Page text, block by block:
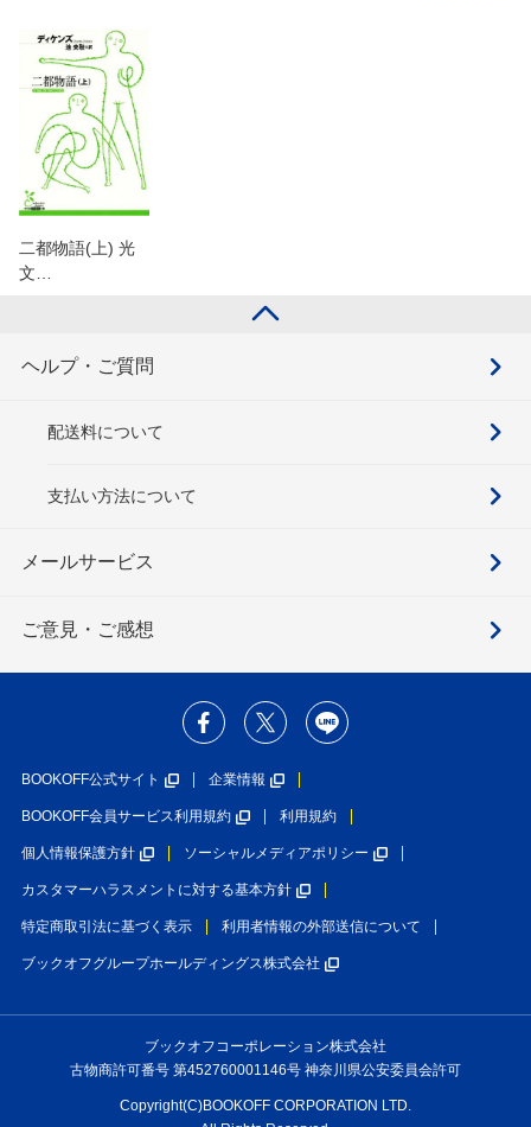
二都物語(上) 光
文…
ヘルプ・ご質問
配送料について
支払い方法について
メールサービス
ご意見・ご感想
BOOKOFF公式サイト 企業情報
BOOKOFF会員サービス利用規約 利用規約
個人情報保護方針 ソーシャルメディアポリシー
カスタマーハラスメントに対する基本方針
特定商取引法に基づく表示 利用者情報の外部送信について
ブックオフグループホールディングス株式会社
ブックオフコーポレーション株式会社
古物商許可番号 第452760001146号 神奈川県公安委員会許可
Copyright(C)BOOKOFF CORPORATION LTD.